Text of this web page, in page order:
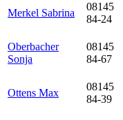
Merkel Sabrina
08145
84-24
Oberbacher
Sonja
08145
84-67
Ottens Max
08145
84-39